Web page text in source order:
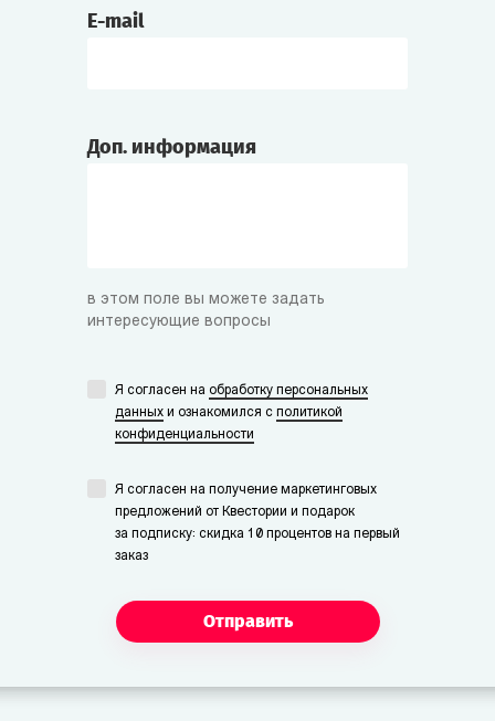
E-mail
Доп. информация
в этом поле вы можете задать
интересующие вопросы
Я согласен на обработку персональных
данных и ознакомился с политикой
конфиденциальности
Я согласен на получение маркетинговых
предложений от Квестории и подарок
за подписку: скидка 10 процентов на первый
заказ
Отправить